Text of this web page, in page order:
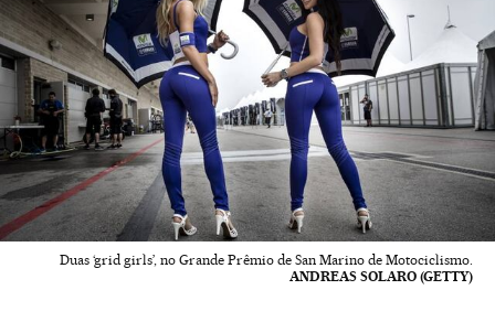
Duas ‘grid girls’, no Grande Prêmio de San Marino de Motociclismo.
ANDREAS SOLARO (GETTY)